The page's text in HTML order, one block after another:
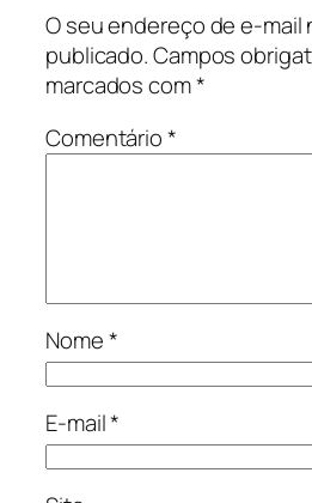
O seu endereço de e-mail
publicado.Campos
marcados com*
Comentário*
Nome*
E-mail*